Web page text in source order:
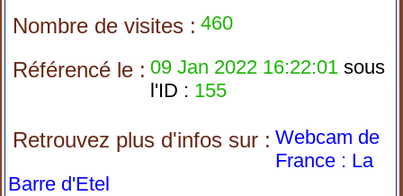
Nombre de visites : 460
Référencé le : 09 Jan 2022 16:22:01 sous
l'ID : 155
Retrouvez plus d'infos sur : Webcam de
France : La
Barre d'Etel